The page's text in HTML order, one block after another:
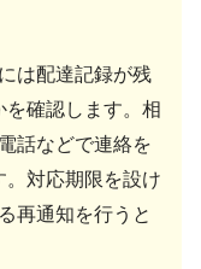
は配達記録が残
を確認します。相
話などで連絡を
対応期限を設け
再通知を行うと